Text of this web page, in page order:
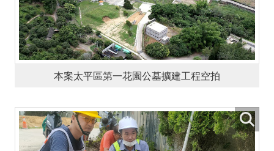
本案太平區第一花園公墓擴建工程空拍